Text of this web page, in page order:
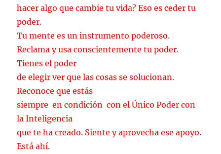
hacer algo que cambie tu vida? Eso es ceder tu
poder.
Tu mente es un instrumento poderoso.
Reclama y usa conscientemente tu poder.
Tienes el poder
de elegir ver que las cosas se solucionan.
Reconoce que estás
siempre en condición con el Único Poder con
la Inteligencia
que te ha creado. Siente y aprovecha ese apoyo.
Está ahí.